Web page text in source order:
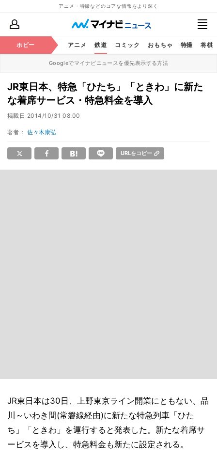
アニメ・特撮などのコアな情報をより深く
ホビー アニメ 鉄道 コミック おもちゃ 特撮 将棋
Googleでマイナビニュースを優先表示する方法
JR東日本、特急「ひたち」「ときわ」に新た
な着席サービス・特急料金を導入
掲載日 2014/10/31 08:00
著者： 佐々木康弘
URLをコピー
JR東日本は30日、上野東京ライン開業にともない、品
川～いわき間(常磐線経由)に新たな特急列車「ひた
ち」「ときわ」を運行すると発表した。新たな着席サ
ービスを導入し、特急料金も新たに設定される。